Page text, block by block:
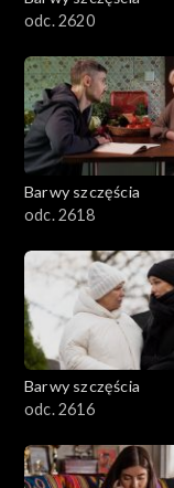
odc. 2620
Barwy szczęścia
odc. 2618
Barwy szczęścia
odc. 2616